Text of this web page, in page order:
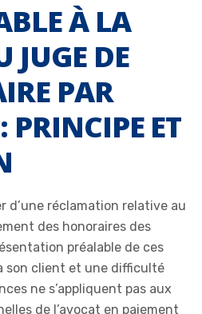
À LA
JUGE DE
PAR
PRINCIPE ET
d’une réclamation relative au
des honoraires des
préalable de ces
son client et une difficulté
ne s’appliquent pas aux
de l’avocat en paiement